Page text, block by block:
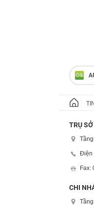
TRỤ
Điện
Fax:
CHI